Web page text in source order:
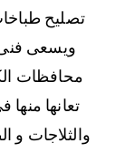
تصليح
ويسعى
محافظات
تعانها
والثلاجات و